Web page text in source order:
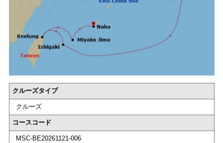
クルーズタイプ
クルーズ
コースコード
MSC-BE20261121-006